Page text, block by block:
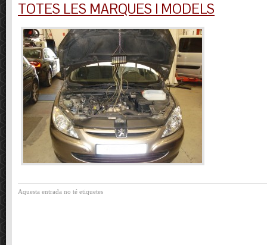
TOTES LES MARQUES I MODELS
Aquesta entrada no té etiquetes